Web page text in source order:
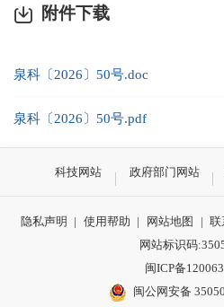
附件下载
泉科〔2026〕50号.doc
泉科〔2026〕50号.pdf
科技网站 政府部门网站
隐私声明 | 使用帮助 | 网站地图 | 联
网站标识码
闽ICP备
闽公网安备